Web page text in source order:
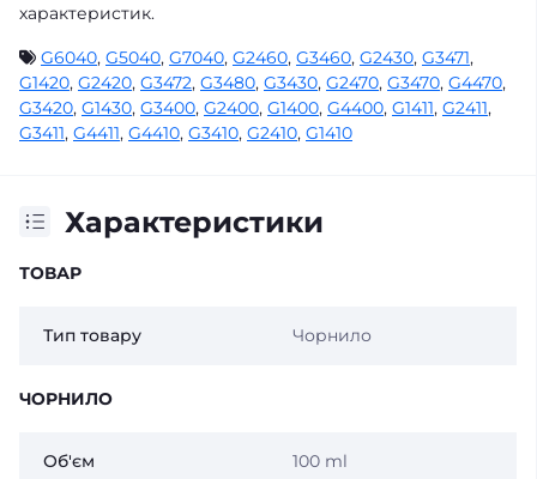
характеристик.
G6040, G5040, G7040, G2460, G3460, G2430, G3471,
G1420, G2420, G3472, G3480, G3430, G2470, G3470, G4470,
G3420, G1430, G3400, G2400, G1400, G4400, G1411, G2411,
G3411, G4411, G4410, G3410, G2410, G1410
Характеристики
ТОВАР
Тип товару Чорнило
ЧОРНИЛО
Об'єм 100 ml